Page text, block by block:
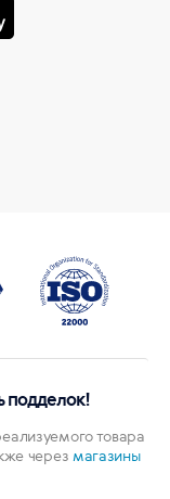
подделок!
товара
через магазины